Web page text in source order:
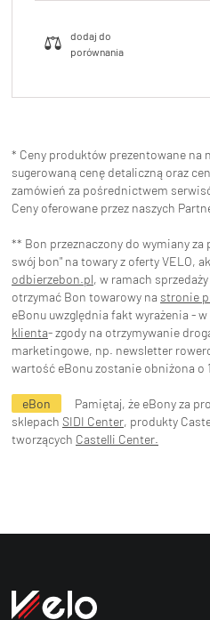
* Ceny produktów prezentowane na
sugerowaną cenę detaliczną oraz
zamówień za pośrednictwem
Ceny oferowane przez naszych
** Bon przeznaczony do wymiany za
swój bon" na towary z oferty VELO,
odbierzebon.pl, w ramach
otrzymać Bon towarowy na stronie
eBonu uwzględnia fakt wyrażenia -
klienta- zgody na otrzymywanie
marketingowe, np. newsletter
wartość eBonu zostanie obniżona o
eBon
Pamiętaj, że eBony za
sklepach SIDI Center, produkty
tworzących Castelli Center.